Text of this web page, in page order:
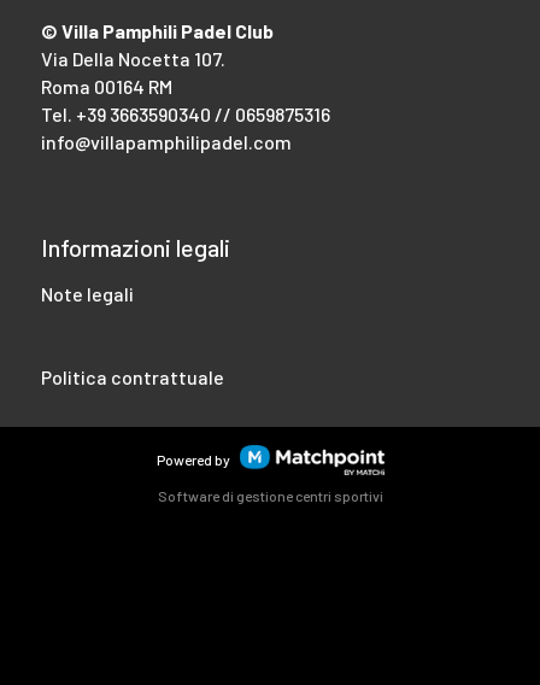
© Villa Pamphili Padel Club
Via Della Nocetta 107.
Roma 00164 RM
Tel. +39 3663590340 // 0659875316
info@villapamphilipadel.com
Informazioni legali
Note legali
Politica contrattuale
Powered by
Software di gestione centri sportivi